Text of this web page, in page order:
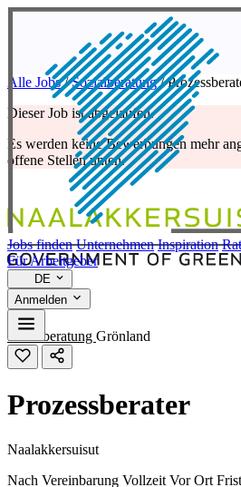
Jobs finden Unternehmen Inspiration
Für Arbeitgeber
DE
Anmelden
Alle Jobs / Sozialberatung /
Dieser Job ist abgelaufen.
Es werden keine Bewerbungen mehr
offene Stellen unten.
Sozialberatung Grönland
Prozessberater
Naalakkersuisut
Nach Vereinbarung Vollzeit Vor Ort